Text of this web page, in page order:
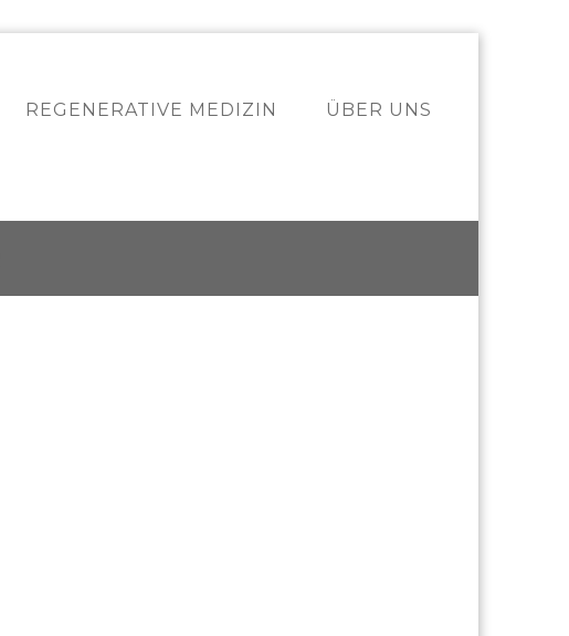
REGENERATIVE MEDIZIN ÜBER UNS